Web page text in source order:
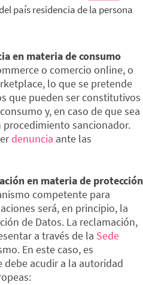
país residencia de la persona
en materia de consumo
o comercio online, o
lo que se pretende
que pueden ser constitutivos
y, en caso de que sea
sancionador.
denuncia ante las
en materia de protección
competente para
será, en principio, la
de Datos. La reclamación,
a través de la Sede
En este caso, es
acudir a la autoridad